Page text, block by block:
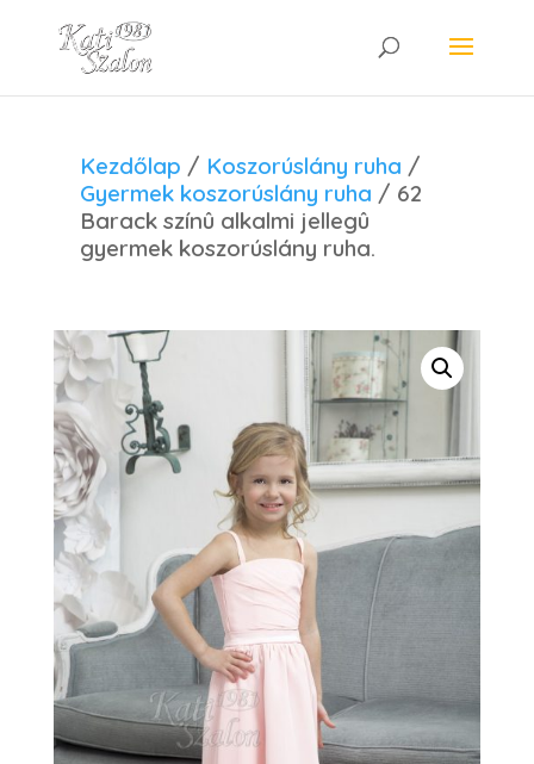
Kezdőlap / Koszorúslány ruha /
Gyermek koszorúslány ruha / 62
Barack színû alkalmi jellegû
gyermek koszorúslány ruha.